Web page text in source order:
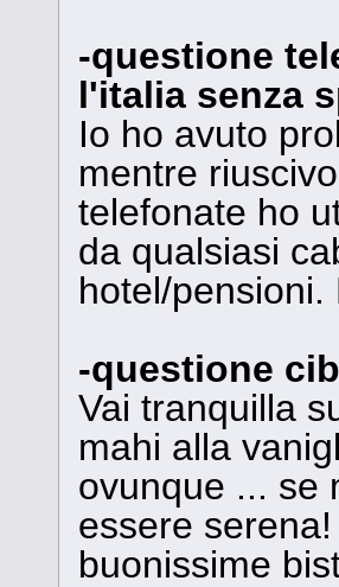
-questione
l'italia senza
Io ho avuto
mentre
telefonate ho
da qualsiasi
hotel/
-questione
Vai tranquilla
mahi alla
ovunque ... se
essere
buonissime